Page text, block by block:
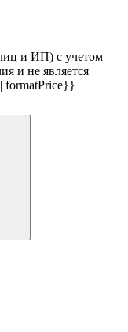
и ИП) с учетом
и не является
formatPrice}}